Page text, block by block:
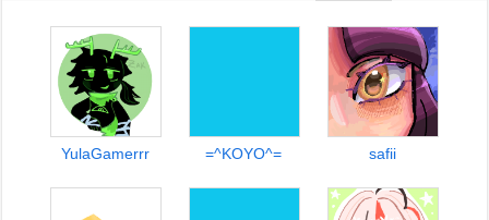
YulaGamerrr =^KOYO^= safii